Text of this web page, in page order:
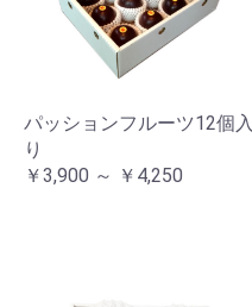
パッションフルーツ12個入
り
￥3,900 ～ ￥4,250